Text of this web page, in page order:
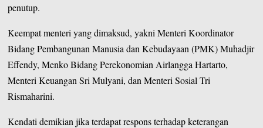
penutup.
Keempat menteri yang dimaksud, yakni Menteri Koordinator
Bidang Pembangunan Manusia dan Kebudayaan (PMK) Muhadjir
Effendy, Menko Bidang Perekonomian Airlangga Hartarto,
Menteri Keuangan Sri Mulyani, dan Menteri Sosial Tri
Rismaharini.
Kendati demikian jika terdapat respons terhadap keterangan